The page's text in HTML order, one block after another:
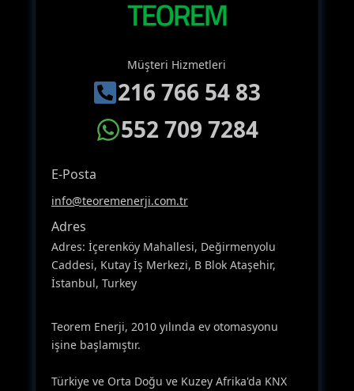
Müşteri Hizmetleri
216 766 54 83
552 709 7284
E-Posta
info@teoremenerji.com.tr
Adres
Adres: İçerenköy Mahallesi, Değirmenyolu
Caddesi, Kutay İş Merkezi, B Blok Ataşehir,
İstanbul, Turkey
Teorem Enerji, 2010 yılında ev otomasyonu
işine başlamıştır.
Türkiye ve Orta Doğu ve Kuzey Afrika'da KNX